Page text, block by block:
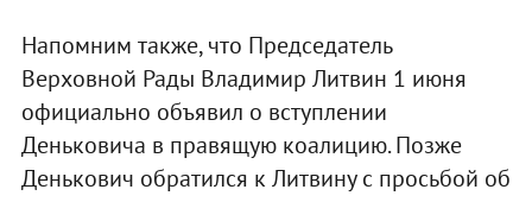
Напомним также, что Председатель
Верховной Рады Владимир Литвин 1 июня
официально объявил о вступлении
Деньковича в правящую коалицию. Позже
Денькович обратился к Литвину с просьбой об